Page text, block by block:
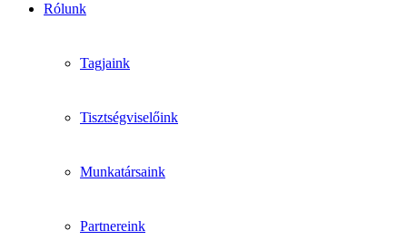
Rólunk
Tagjaink
Tisztségviselőink
Munkatársaink
Partnereink